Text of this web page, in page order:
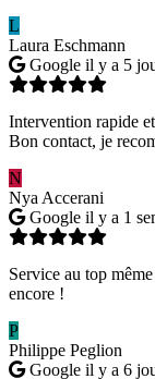
L
Laura Eschmann
Google il y a 5
Intervention rapide
Bon contact, je
N
Nya Accerani
Google il y a 1
Service au top
encore !
P
Philippe Peglion
Google il y a 6